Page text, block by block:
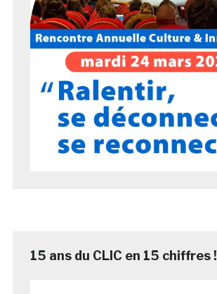
15 ans du CLIC en 15 chiffres !